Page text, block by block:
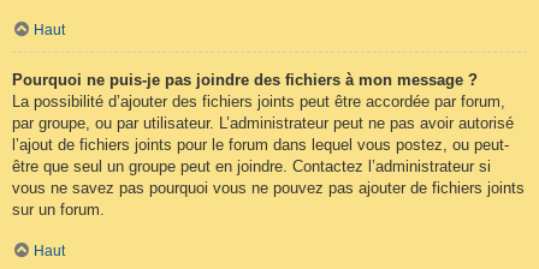
Haut
Pourquoi ne puis-je pas joindre des fichiers à mon message ?
La possibilité d’ajouter des fichiers joints peut être accordée par forum,
par groupe, ou par utilisateur. L’administrateur peut ne pas avoir autorisé
l’ajout de fichiers joints pour le forum dans lequel vous postez, ou peut-
être que seul un groupe peut en joindre. Contactez l’administrateur si
vous ne savez pas pourquoi vous ne pouvez pas ajouter de fichiers joints
sur un forum.
Haut